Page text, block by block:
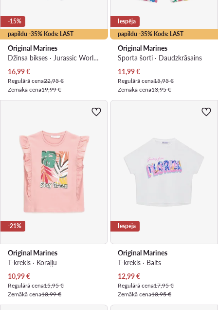
papildu -35% Kods: LAST
-15%
Original Marines
Džinsa bikses · Jurassic World · Melns
Pašreizējā cena
16,99€
Regulārā cena22,95 €
Zemākā cena19,99 €
papildu -35% Kods: LAST
Iespēja
Original Marines
Sporta šorti · Daudzkrāsains
Pašreizējā cena
11,99€
Regulārā cena15,95 €
Zemākā cena13,95 €
-21%
Original Marines
T-krekls · Koraļļu
Pašreizējā cena
10,99€
Regulārā cena15,95 €
Zemākā cena13,99 €
Iespēja
Original Marines
T-krekls · Balts
Pašreizējā cena
12,99€
Regulārā cena17,95 €
Zemākā cena13,95 €